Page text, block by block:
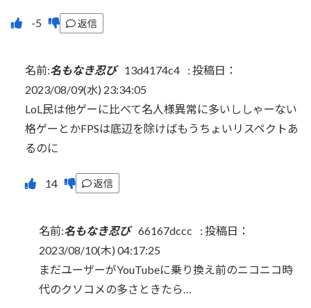
返信
名前:名もなき忍び 13d4174c4 : 投稿日：
2023/08/09(水) 23:34:05
LoL民は他ゲーに比べて名人様異常に多いししゃーない
格ゲーとかFPSは底辺を除けばもうちょいリスペクトあ
るのに
返信
名前:名もなき忍び 66167dccc : 投稿日：
2023/08/10(木) 04:17:25
まだユーザーがYouTubeに乗り換え前のニコニコ時
代のクソコメの多さときたら…